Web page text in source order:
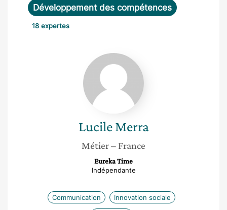
Développement des compétences
18 expertes
Lucile
Merra
Lucile Merra
Métier– France
Eureka Time
Indépendante
Communication Innovation sociale